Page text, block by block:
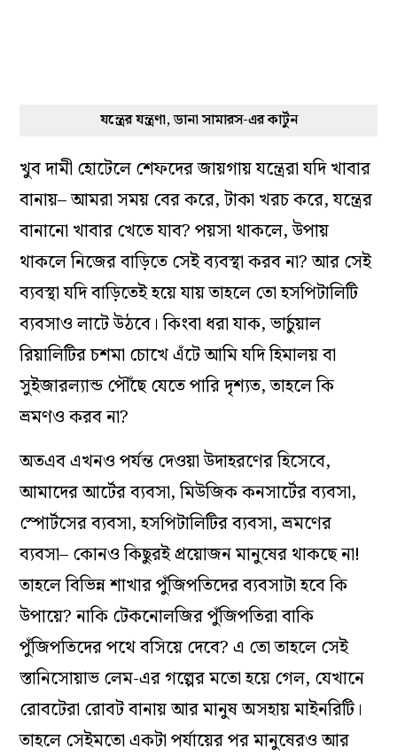
যন্ত্রের যন্ত্রণা, ডানা সামারস-এর কার্টুন
খুব দামী হোটেলে শেফদের জায়গায় যন্ত্রেরা যদি খাবার
বানায়– আমরা সময় বের করে, টাকা খরচ করে, যন্ত্রের
বানানো খাবার খেতে যাব? পয়সা থাকলে, উপায়
থাকলে নিজের বাড়িতে সেই ব্যবস্থা করব না? আর সেই
ব্যবস্থা যদি বাড়িতেই হয়ে যায় তাহলে তো হসপিটালিটি
ব্যবসাও লাটে উঠবে। কিংবা ধরা যাক, ভার্চুয়াল
রিয়ালিটির চশমা চোখে এঁটে আমি যদি হিমালয় বা
সুইজারল্যান্ড পৌঁছে যেতে পারি দৃশ্যত, তাহলে কি
ভ্রমণও করব না?
অতএব এখনও পর্যন্ত দেওয়া উদাহরণের হিসেবে,
আমাদের আর্টের ব্যবসা, মিউজিক কনসার্টের ব্যবসা,
স্পোর্টসের ব্যবসা, হসপিটালিটির ব্যবসা, ভ্রমণের
ব্যবসা– কোনও কিছুরই প্রয়োজন মানুষের থাকছে না!
তাহলে বিভিন্ন শাখার পুঁজিপতিদের ব্যবসাটা হবে কি
উপায়ে? নাকি টেকনোলজির পুঁজিপতিরা বাকি
পুঁজিপতিদের পথে বসিয়ে দেবে? এ তো তাহলে সেই
স্তানিসোয়াভ লেম-এর গল্পের মতো হয়ে গেল, যেখানে
রোবটেরা রোবট বানায় আর মানুষ অসহায় মাইনরিটি।
তাহলে সেইমতো একটা পর্যায়ের পর মানুষেরও আর